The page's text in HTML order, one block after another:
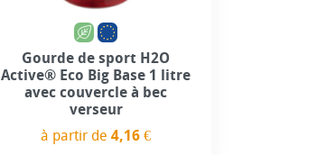
Gourde de sport H2O
Active® Eco Big Base 1 litre
avec couvercle à bec
verseur
à partir de4,16 €